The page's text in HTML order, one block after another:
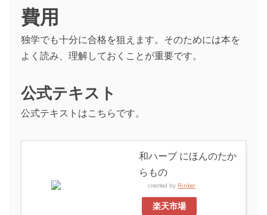
費用
独学でも十分に合格を狙えます。そのためには本を
よく読み、理解しておくことが重要です。
公式テキスト
公式テキストはこちらです。
和ハーブ にほんのたか
らもの
created by Rinker
楽天市場